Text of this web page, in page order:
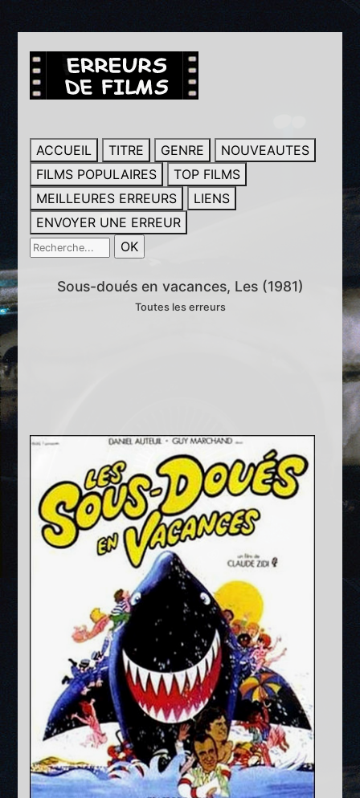
ACCUEIL TITRE GENRE
NOUVEAUTES
FILMS POPULAIRES
TOP FILMS
MEILLEURES ERREURS
LIENS
ENVOYER UNE ERREUR
Sous-doués en vacances, Les (1981)
Toutes les erreurs